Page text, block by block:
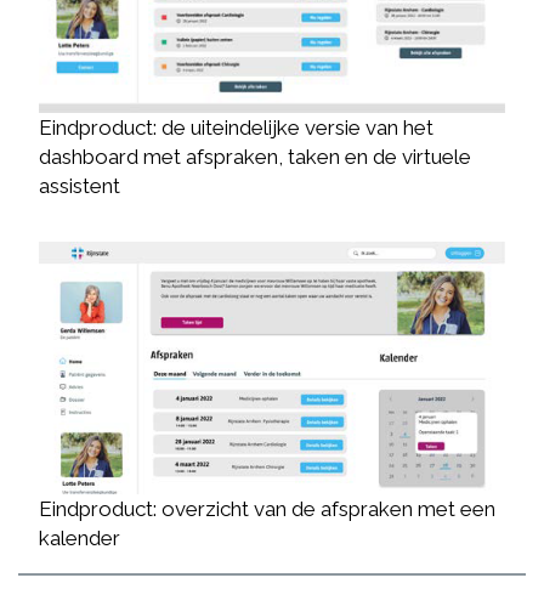
Eindproduct: de uiteindelijke versie van het
dashboard met afspraken, taken en de virtuele
assistent
Eindproduct: overzicht van de afspraken met een
kalender